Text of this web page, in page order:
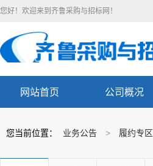
您好！欢迎来到齐鲁采购与招标网！
网站首页 公司概况
您当前位置： 业务公告 > 履约专区